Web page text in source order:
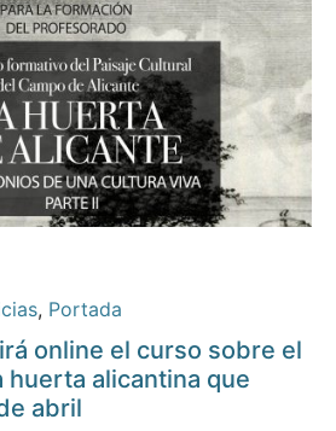
, Portada
online el curso sobre el
huerta alicantina que
abril